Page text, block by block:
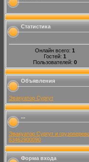
Статистика
Онлайн всего: 1
Гостей: 1
Пользователей: 0
Объявления
Эвакуатор Сургут
...
Эвакуатор Сургут и
83462900090
Форма входа